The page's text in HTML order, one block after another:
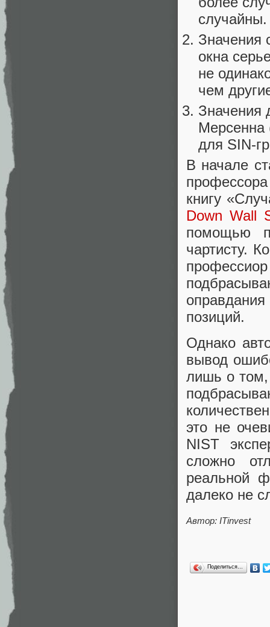
случайны.
Значения
окна
не
чем
Значения
Мерсенна
для SIN-
В начале
книгу
Down Wall
помощью
чартисту.
позиций.
Однако
вывод
лишь о том,
это не
NIST
сложно
реальной
далеко не
Автор: ITinvest
Поделиться…